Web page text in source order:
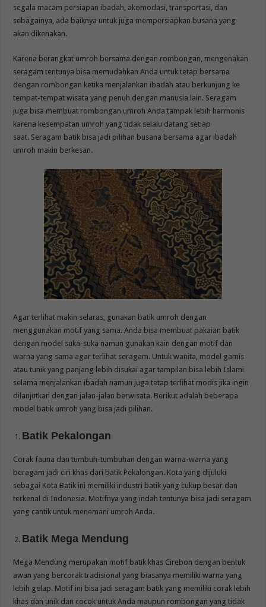
segala macam persiapan ibadah, akomodasi, transportasi, dan
sebagainya, ada baiknya untuk juga mempersiapkan busana yang
akan dikenakan.
Karena berangkat umroh bersama dengan rombongan, mengenakan
seragam tentunya bisa memudahkan Anda untuk tetap bersama
dengan rombongan ketika menjalankan ibadah atau berkunjung ke
tempat-tempat wisata yang penuh dengan manusia lain. Seragam
juga bisa membuat rombongan umroh Anda tampak lebih harmonis
karena kesempatan umroh yang tidak selalu datang setiap
saat. Seragam batik bisa jadi pilihan busana bersama agar ibadah
umroh makin berkesan.
Agar terlihat makin selaras, gunakan batik umroh dengan
menggunakan motif yang sama. Anda bisa membuat pakaian batik
dengan model suka-suka namun gunakan kain dengan motif dan
warna yang sama agar terlihat seragam. Untuk wanita, model gamis
atau tunik yang panjang lebih disukai agar tampilan bisa lebih Islami
selama menjalankan ibadah namun juga tetap terlihat modis jika ingin
dilanjutkan dengan jalan-jalan berwisata. Berikut adalah beberapa
model batik umroh yang bisa jadi pilihan.
Batik Pekalongan
Corak fauna dan tumbuh-tumbuhan dengan warna-warna yang
beragam jadi ciri khas dari batik Pekalongan. Kota yang dijuluki
sebagai Kota Batik ini memiliki industri batik yang cukup besar dan
terkenal di Indonesia. Motifnya yang indah tentunya bisa jadi seragam
yang cantik untuk menemani umroh Anda.
Batik Mega Mendung
Mega Mendung merupakan motif batik khas Cirebon dengan bentuk
awan yang bercorak tradisional yang biasanya memiliki warna yang
lebih gelap. Motif ini bisa jadi seragam batik yang memiliki corak lebih
khas dan unik dan cocok untuk Anda maupun rombongan yang tidak